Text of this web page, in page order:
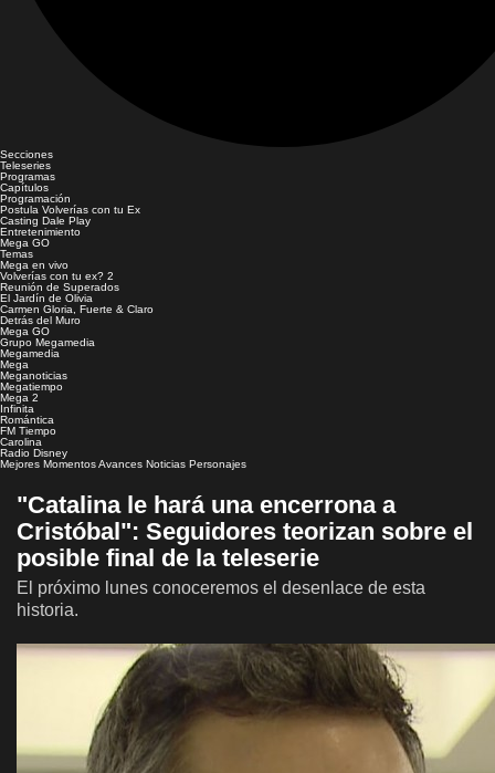
Secciones
Teleseries
Programas
Capítulos
Programación
Postula Volverías con tu Ex
Casting Dale Play
Entretenimiento
Mega GO
Temas
Mega en vivo
Volverías con tu ex? 2
Reunión de Superados
El Jardín de Olivia
Carmen Gloria, Fuerte & Claro
Detrás del Muro
Mega GO
Grupo Megamedia
Megamedia
Mega
Meganoticias
Megatiempo
Mega 2
Infinita
Romántica
FM Tiempo
Carolina
Radio Disney
Mejores MomentosAvances Noticias Personajes
"Catalina le hará una encerrona a
Cristóbal": Seguidores teorizan sobre el
posible final de la teleserie
El próximo lunes conoceremos el desenlace de esta
historia.